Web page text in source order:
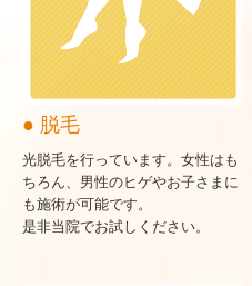
● 脱毛
光脱毛を行っています。女性はも
ちろん、男性のヒゲやお子さまに
も施術が可能です。
是非当院でお試しください。